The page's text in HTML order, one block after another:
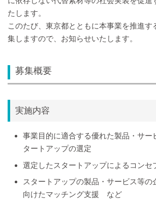
たします。
このたび、東京都とともに本事業を推進す
集しますので、お知らせいたします。
募集概要
実施内容
事業目的に適合する優れた製品・サー
タートアップの選定
選定したスタートアップによるコンセ
スタートアップの製品・サービス等の
向けたマッチング支援 など